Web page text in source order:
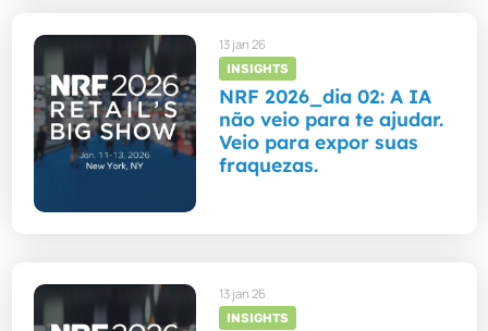
13 jan 26
INSIGHTS
NRF 2026_dia 02: A IA
não veio para te ajudar.
Veio para expor suas
fraquezas.
13 jan 26
INSIGHTS